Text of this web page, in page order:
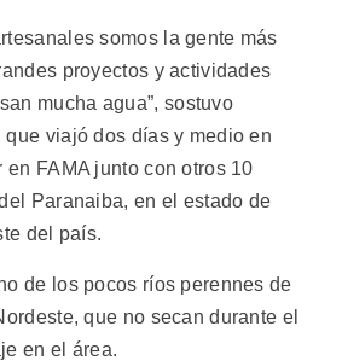
somos la gente más
proyectos y actividades
mucha agua”, sostuvo
viajó dos días y medio en
en FAMA junto con otros 10
Paranaiba, en el estado de
del país.
de los pocos ríos perennes de
que no secan durante el
en el área.